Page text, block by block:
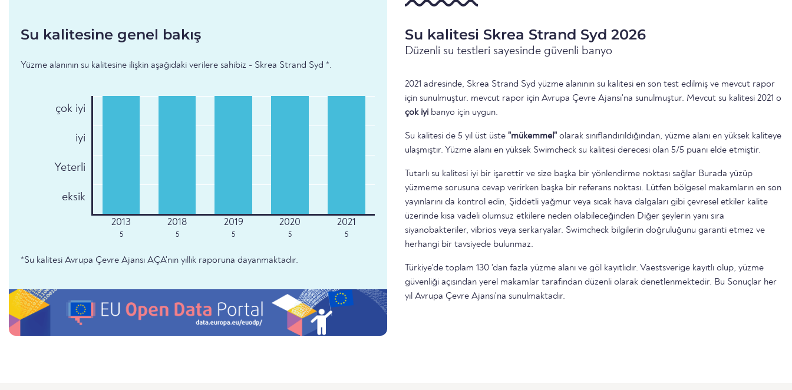
Su kalitesine genel bakış
Yüzme alanının su kalitesine ilişkin aşağıdaki verilere sahibiz - Skrea Strand Syd *.
çok iyi
iyi
Yeterli
eksik
5 5 5 5 5
*Su kalitesi Avrupa Çevre Ajansı AÇA'nın yıllık raporuna dayanmaktadır.
Su kalitesi Skrea Strand Syd 2026
Düzenli su testleri sayesinde güvenli banyo
2021 adresinde, Skrea Strand Syd yüzme alanının su kalitesi en son test edilmiş ve mevcut rapor
için sunulmuştur. mevcut rapor için Avrupa Çevre Ajansı'na sunulmuştur. Mevcut su kalitesi 2021 o
çok iyi banyo için uygun.
Su kalitesi de 5 yıl üst üste "mükemmel" olarak sınıflandırıldığından, yüzme alanı en yüksek kaliteye
ulaşmıştır. Yüzme alanı en yüksek Swimcheck su kalitesi derecesi olan 5/5 puanı elde etmiştir.
Tutarlı su kalitesi iyi bir işarettir ve size başka bir yönlendirme noktası sağlar Burada yüzüp
yüzmeme sorusuna cevap verirken başka bir referans noktası. Lütfen bölgesel makamların en son
yayınlarını da kontrol edin, Şiddetli yağmur veya sıcak hava dalgaları gibi çevresel etkiler kalite
üzerinde kısa vadeli olumsuz etkilere neden olabileceğinden Diğer şeylerin yanı sıra
siyanobakteriler, vibrios veya serkaryalar. Swimcheck bilgilerin doğruluğunu garanti etmez ve
herhangi bir tavsiyede bulunmaz.
Türkiye'de toplam 130 'dan fazla yüzme alanı ve göl kayıtlıdır. Vaestsverige kayıtlı olup, yüzme
güvenliği açısından yerel makamlar tarafından düzenli olarak denetlenmektedir. Bu Sonuçlar her
yıl Avrupa Çevre Ajansı'na sunulmaktadır.